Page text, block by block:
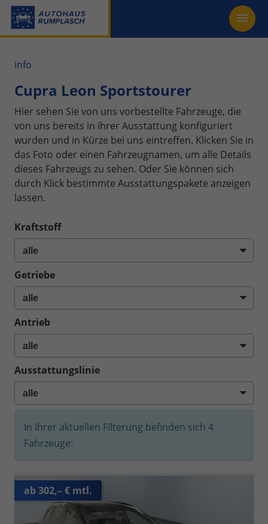
info
Cupra Leon Sportstourer
Hier sehen Sie von uns vorbestellte Fahrzeuge, die
von uns bereits in ihrer Ausstattung konfiguriert
wurden und in Kürze bei uns eintreffen. Klicken Sie in
das Foto oder einen Fahrzeugnamen, um alle Details
dieses Fahrzeugs zu sehen. Oder Sie können sich
durch Klick bestimmte Ausstattungspakete anzeigen
lassen.
Kraftstoff
Getriebe
Antrieb
Ausstattungslinie
In Ihrer aktuellen Filterung befinden sich 4
Fahrzeuge:
ab 302,– € mtl.